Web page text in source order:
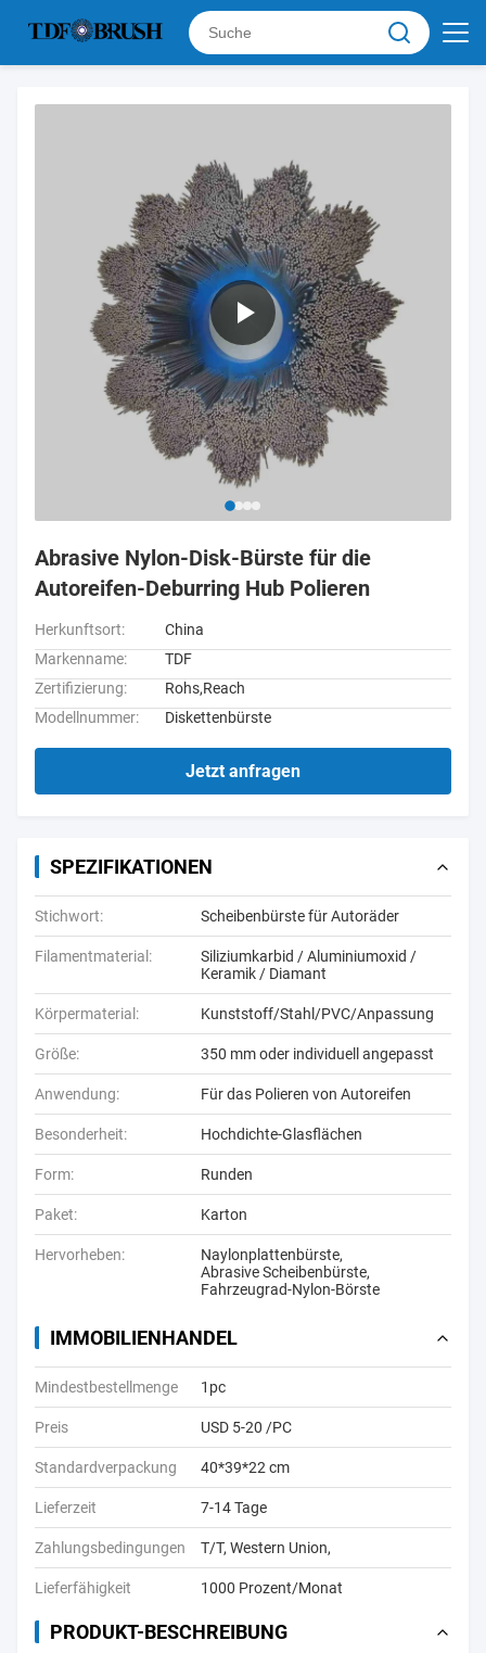
Abrasive Nylon-Disk-Bürste für die
Autoreifen-Deburring Hub Polieren
Herkunftsort:
China
Markenname:
TDF
Zertifizierung:
Rohs,Reach
Modellnummer:
Diskettenbürste
Jetzt anfragen
SPEZIFIKATIONEN
Stichwort: Scheibenbürste für Autoräder
Filamentmaterial:
Siliziumkarbid / Aluminiumoxid /
Keramik / Diamant
Körpermaterial: Kunststoff/Stahl/PVC/Anpassung
Größe: 350 mm oder individuell angepasst
Anwendung: Für das Polieren von Autoreifen
Besonderheit: Hochdichte-Glasflächen
Form: Runden
Paket: Karton
Hervorheben: Naylonplattenbürste,
Abrasive Scheibenbürste,
Fahrzeugrad-Nylon-Börste
IMMOBILIENHANDEL
Mindestbestellmenge 1pc
Preis USD 5-20 /PC
Standardverpackung 40*39*22 cm
Lieferzeit 7-14 Tage
Zahlungsbedingungen T/T, Western Union,
Lieferfähigkeit 1000 Prozent/Monat
PRODUKT-BESCHREIBUNG